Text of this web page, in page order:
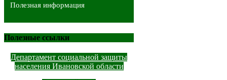
Полезная информация
Полезные ссылки
Департамент социальной защиты
населения Ивановской области